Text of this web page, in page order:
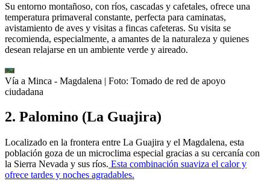
Su entorno montañoso, con ríos, cascadas y cafetales, ofrece una
temperatura primaveral constante, perfecta para caminatas,
avistamiento de aves y visitas a fincas cafeteras. Su visita se
recomienda, especialmente, a amantes de la naturaleza y quienes
desean relajarse en un ambiente verde y aireado.
Vía a Minca - Magdalena | Foto: Tomado de red de apoyo
ciudadana
2. Palomino (La Guajira)
Localizado en la frontera entre La Guajira y el Magdalena, esta
población goza de un microclima especial gracias a su cercanía con
la Sierra Nevada y sus ríos. Esta combinación suaviza el calor y
ofrece tardes y noches agradables.